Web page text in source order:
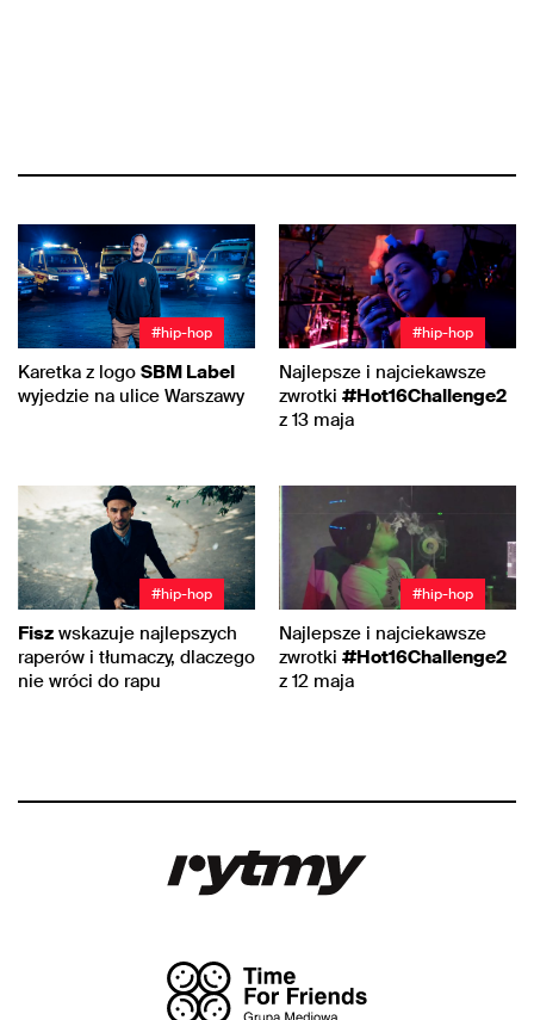
#hip-hop
Karetka z logo SBM Label
wyjedzie na ulice Warszawy
#hip-hop
Najlepsze i najciekawsze
zwrotki #Hot16Challenge2
z 13 maja
#hip-hop
Fisz wskazuje najlepszych
raperów i tłumaczy, dlaczego
nie wróci do rapu
#hip-hop
Najlepsze i najciekawsze
zwrotki #Hot16Challenge2
z 12 maja